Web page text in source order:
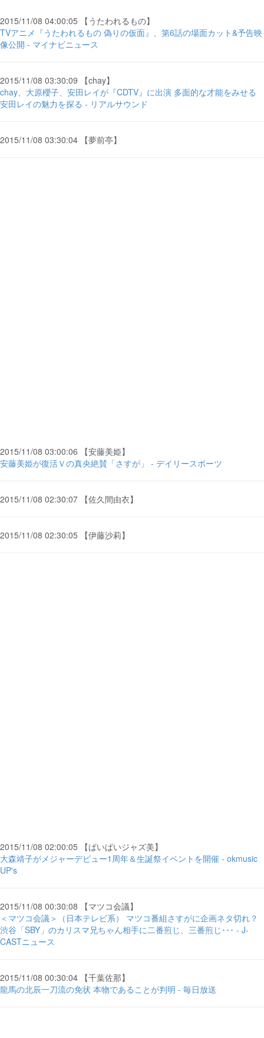
2015/11/08 04:00:05 【うたわれるもの】
TVアニメ『うたわれるもの 偽りの仮面』、第6話の場面カット&予告映
像公開 - マイナビニュース
2015/11/08 03:30:09 【chay】
chay、大原櫻子、安田レイが『CDTV』に出演 多面的な才能をみせる
安田レイの魅力を探る - リアルサウンド
2015/11/08 03:30:04 【夢前亭】
2015/11/08 03:00:06 【安藤美姫】
安藤美姫が復活Ｖの真央絶賛「さすが」 - デイリースポーツ
2015/11/08 02:30:07 【佐久間由衣】
2015/11/08 02:30:05 【伊藤沙莉】
2015/11/08 02:00:05 【ぱいぱいジャズ美】
大森靖子がメジャーデビュー1周年＆生誕祭イベントを開催 - okmusic
UP's
2015/11/08 00:30:08 【マツコ会議】
＜マツコ会議＞（日本テレビ系） マツコ番組さすがに企画ネタ切れ？
渋谷「SBY」のカリスマ兄ちゃん相手に二番煎じ、三番煎じ･･･ - J-
CASTニュース
2015/11/08 00:30:04 【千葉佐那】
龍馬の北辰一刀流の免状 本物であることが判明 - 毎日放送